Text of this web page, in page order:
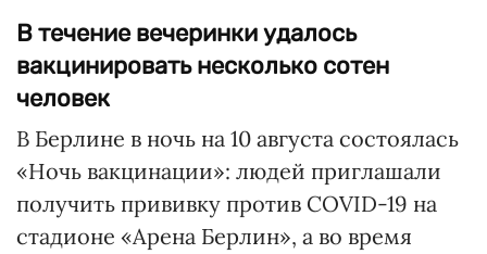
В течение вечеринки удалось
вакцинировать несколько сотен
человек
В Берлине в ночь на 10 августа состоялась
«Ночь вакцинации»: людей приглашали
получить прививку против COVID-19 на
стадионе «Арена Берлин», а во время